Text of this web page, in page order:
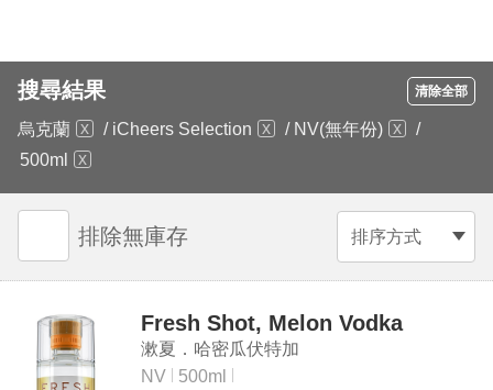
搜尋結果 清除全部
烏克蘭 / iCheers Selection / NV(無年份)
/
500ml
排序方式
排除無庫存
Fresh Shot, Melon Vodka
漱夏．哈密瓜伏特加
NV
500ml